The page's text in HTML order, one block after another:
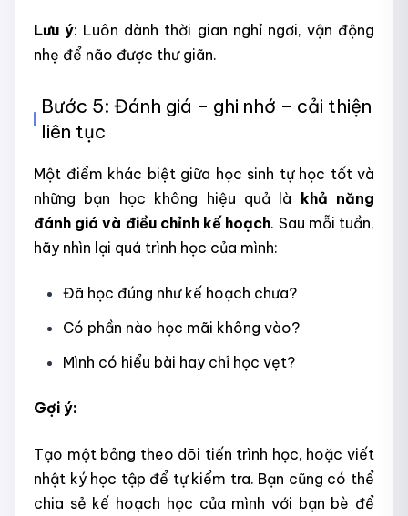
Lưu ý: Luôn dành thời gian nghỉ ngơi, vận động
nhẹ để não được thư giãn.
Bước 5: Đánh giá – ghi nhớ – cải thiện
liên tục
Một điểm khác biệt giữa học sinh tự học tốt và
những bạn học không hiệu quả là
khả năng
đánh giá và điều chỉnh kế hoạch. Sau mỗi tuần,
hãy nhìn lại quá trình học của mình:
Đã học đúng như kế hoạch chưa?
Có phần nào học mãi không vào?
Mình có hiểu bài hay chỉ học vẹt?
Gợi ý:
Tạo một bảng theo dõi tiến trình học, hoặc viết
nhật ký học tập để tự kiểm tra. Bạn cũng có thể
chia sẻ kế hoạch học của mình với bạn bè để